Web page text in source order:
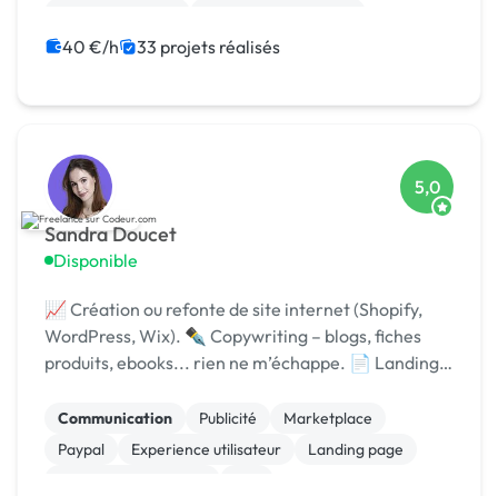
Mise en page
Gestion de projet
40 €/h 33 projets réalisés
Sandra Doucet
Disponible
5,0
📈 Création ou refonte de site internet (Shopify,
WordPress, Wix). ✒️ Copywriting – blogs, fiches
produits, ebooks... rien ne m’échappe. 📄 Landing
Communication Publicité
Marketplace
Paypal
Experience utilisateur
Landing page